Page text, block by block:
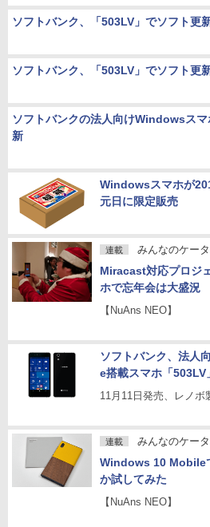
ソフトバンク、「503LV」でソフト更
ソフトバンク、「503LV」でソフト更
ソフトバンクの法人向けWindowsス
新
Windowsスマホが
元日に限定販売
連載 みんなのケー
Miracast対応プロジ
ホで忘年会は大盛況
【NuAns NEO】
ソフトバンク、法人
e搭載スマホ「503LV
11月11日発売、レノボ
連載 みんなのケー
Windows 10 Mobile
か試してみた
【NuAns NEO】